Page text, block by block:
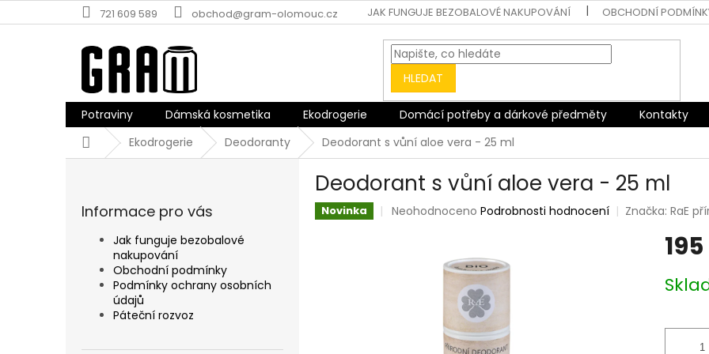
na
721 609 589 obchod@gram-olomouc.cz JAK FUNGUJE BEZOBALOVÉ NAKUPOVÁNÍ OBCHODNÍ
HLEDAT
Potraviny Dámská kosmetika Ekodrogerie Domácí potřeby a dárkové předměty Kontakty
DomůEkodrogerie Deodoranty Deodorant s vůní aloe vera - 25 ml
Informace pro vás
Jak funguje bezobalové
nakupování
Obchodní podmínky
Podmínky ochrany osobních
údajů
Páteční rozvoz
Deodorant s vůní aloe vera - 25 ml
Novinka
Průměrné
Neohodnoceno Podrobnosti hodnocení Značka: RaE
cena: